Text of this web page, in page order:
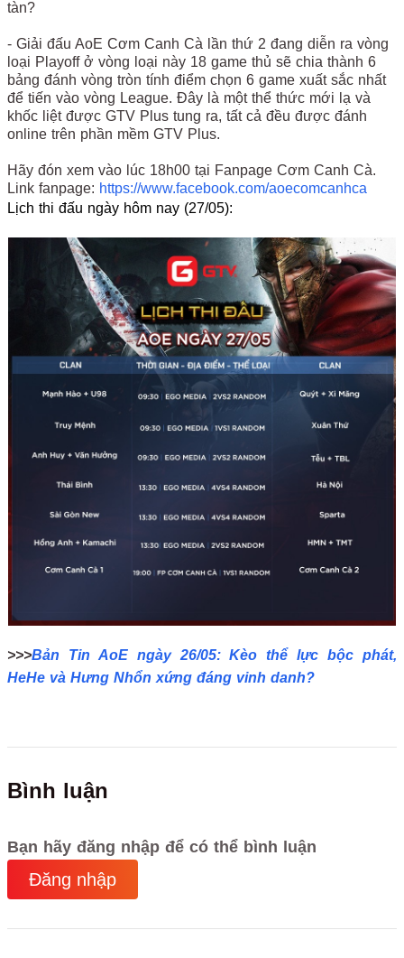
tàn?
- Giải đấu AoE Cơm Canh Cà lần thứ 2 đang diễn ra vòng
loại Playoff ở vòng loại này 18 game thủ sẽ chia thành 6
bảng đánh vòng tròn tính điểm chọn 6 game xuất sắc nhất
để tiến vào vòng League. Đây là một thể thức mới lạ và
khốc liệt được GTV Plus tung ra, tất cả đều được đánh
online trên phần mềm GTV Plus.
Hãy đón xem vào lúc 18h00 tại Fanpage Cơm Canh Cà.
Link fanpage: https://www.facebook.com/aoecomcanhca
Lịch thi đấu ngày hôm nay (27/05):
>>>Bản Tin AoE ngày 26/05: Kèo thể lực bộc phát,
HeHe và Hưng Nhổn xứng đáng vinh danh?
Bình luận
Bạn hãy đăng nhập để có thể bình luận
Đăng nhập